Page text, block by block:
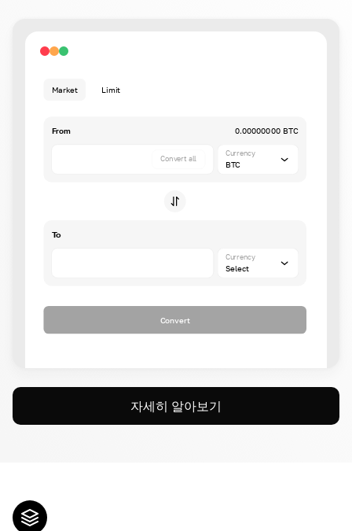
Market Limit
From 0.00000000 BTC
Convert all
Currency
BTC
To
Currency
Select
Convert
자세히 알아보기